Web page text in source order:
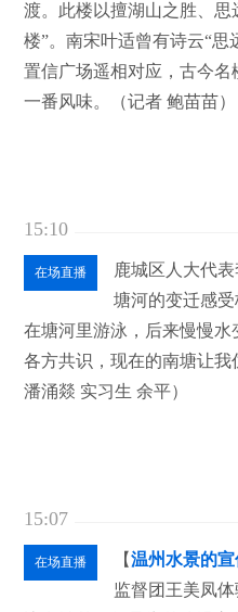
渡。此楼以擅湖山之胜、
楼”。南宋叶适曾有诗云“
置信广场遥相对应，古今
一番风味。（记者 鲍苗苗）
15:10
在场直播
鹿城区人大代
塘河的变迁感
在塘河里游泳，后来慢慢
各方共识，现在的南塘让
潘涌燚 实习生 余平）
15:07
在场直播 【温州水景的
监督团王美凤